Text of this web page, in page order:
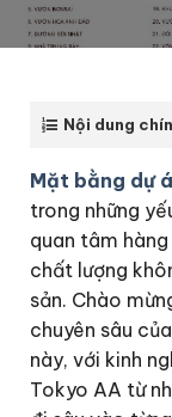
Nội dung
Mặt bằng dự
trong những
quan tâm
chất lượng
sản. Chào
chuyên sâu của
này, với kinh
Tokyo AA từ